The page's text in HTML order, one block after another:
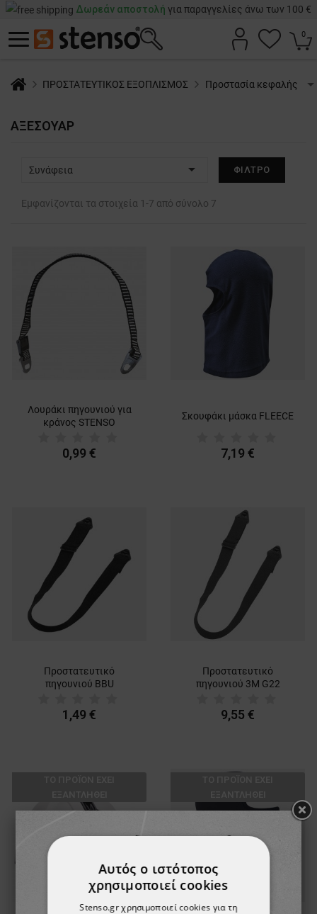
Δωρεάν αποστολή για παραγγελίες άνω των 100 €
0
ΠΡΟΣΤΑΤΕΥΤΙΚΟΣ ΕΞΟΠΛΙΣΜΟΣ Προστασία κεφαλής
ΑΞΕΣΟΥΆΡ
Συνάφεια  ΦΊΛΤΡΟ
Εμφανίζονται τα στοιχεία 1-7 από σύνολο 7
Λουράκι πηγουνιού για
κράνος STENSO
0,99 €
Σκουφάκι μάσκα FLEECE
7,19 €
Προστατευτικό
πηγουνιού BBU
1,49 €
Προστατευτικό
πηγουνιού 3M G22
9,55 €
Αυτός ο ιστότοπος
χρησιμοποιεί cookies
Stenso.gr χρησιμοποιεί cookies για τη